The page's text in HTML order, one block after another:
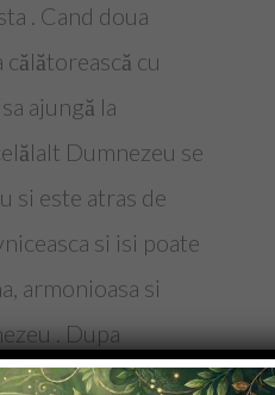
. Cand doua
cu
ajungă la
Dumnezeu se
si este atras de
si isi poate
armonioasa si
. Dupa
a deveni buni